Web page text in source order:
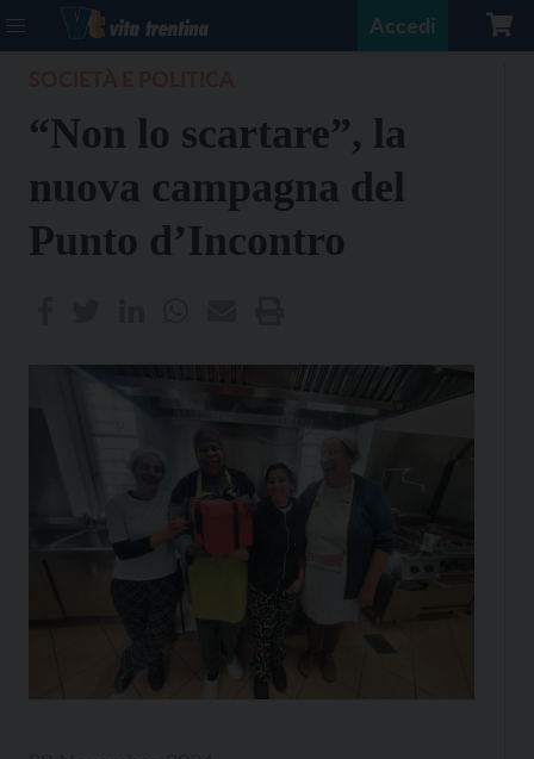
Accedi
“Non lo scartare”, la
nuova campagna del
Punto d’Incontro